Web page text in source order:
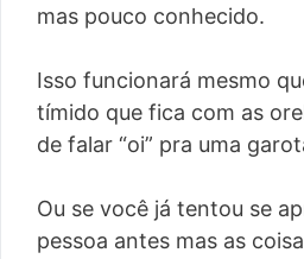
mas pouco conhecido.
Isso funcionará mesmo
tímido que fica com as
de falar “oi” pra uma
Ou se você já tentou se
pessoa antes mas as